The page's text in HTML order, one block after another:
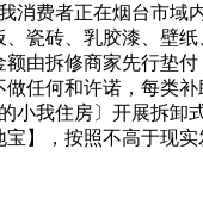
消费者正在烟台市域
瓷砖、乳胶漆、壁
由拆修商家先行垫
任何和许诺，每类
小我住房〕开展拆
】，按照不高于现